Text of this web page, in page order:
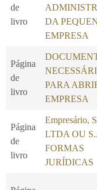
de
livro
DA
EMPRESA
Página
de
livro
PARA
EMPRESA
Página
de
livro
Empresário,
LTDA OU
FORMAS
JURÍDICAS